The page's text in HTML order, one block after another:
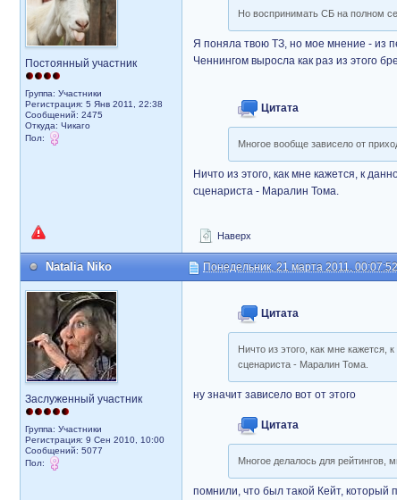
Постоянный участник
Группа: Участники
Регистрация: 5 Янв 2011, 22:38
Сообщений: 2475
Откуда: Чикаго
Пол:
Но воспринимать СБ на полном
Я поняла твою ТЗ, но мое мнение - из
Ченнингом выросла как раз из этого
Цитата
Многое вообще зависело от
Ничто из этого, как мне кажется, к
сценариста - Маралин Тома.
Наверх
Natalia Niko Понедельник, 21 марта 2011, 00:07:52
Заслуженный участник
Группа: Участники
Регистрация: 9 Сен 2010, 10:00
Сообщений: 5077
Пол:
Цитата
Ничто из этого, как мне кажется,
сценариста - Маралин Тома.
ну значит зависело вот от этого
Цитата
Многое делалось для рейтингов,
помнили, что был такой Кейт, который